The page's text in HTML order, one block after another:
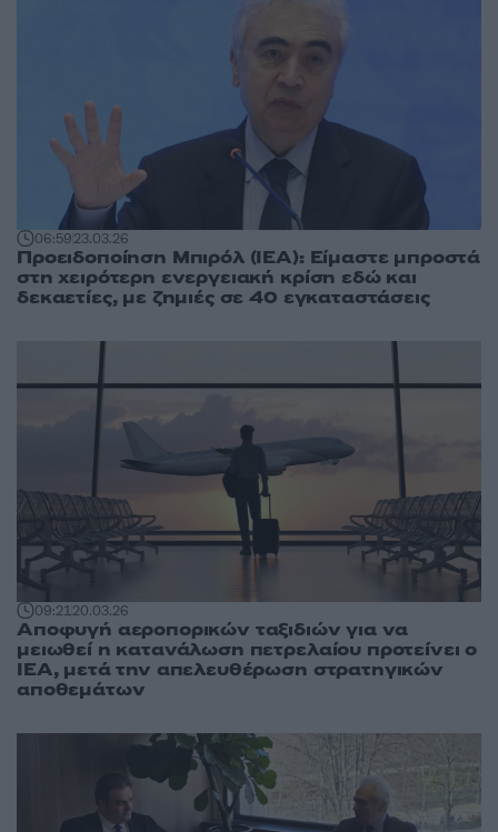
06:5923.03.26
Προειδοποίηση Μπιρόλ (IEA): Είμαστε μπροστά
στη χειρότερη ενεργειακή κρίση εδώ και
δεκαετίες, με ζημιές σε 40 εγκαταστάσεις
09:2120.03.26
Αποφυγή αεροπορικών ταξιδιών για να
μειωθεί η κατανάλωση πετρελαίου προτείνει ο
ΙΕΑ, μετά την απελευθέρωση στρατηγικών
αποθεμάτων